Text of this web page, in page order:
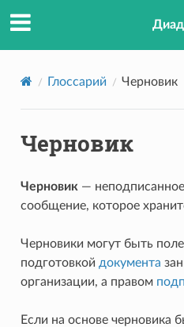
Глоссарий Черновик
Черновик
Черновик —
сообщение, которое
Черновики могут быть
подготовкой документа
организации, а правом
Если на основе черновика